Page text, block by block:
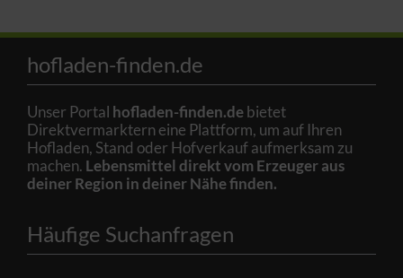
hofladen-finden.de
Unser Portal hofladen-finden.debietet
Direktvermarktern eine Plattform, um auf Ihren
Hofladen, Stand oder Hofverkauf aufmerksam zu
machen. Lebensmittel direkt vom Erzeuger aus
deiner Region in deiner Nähe finden.
Häufige Suchanfragen